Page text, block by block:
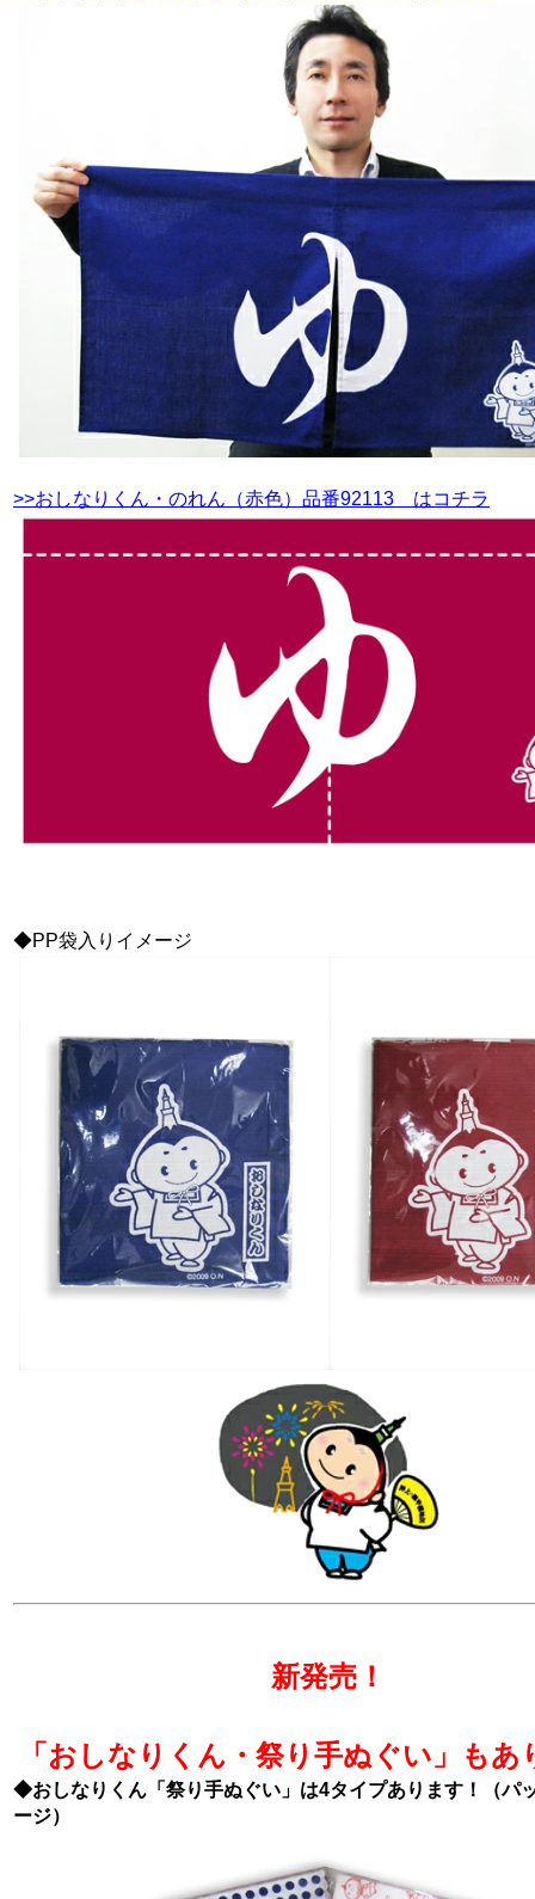
>>おしなりくん・のれん（赤色）品番92113 はコチラ
◆PP袋入りイメージ
新発売！
「おしなりくん・祭り手ぬぐい」もあ
◆おしなりくん「祭り手ぬぐい」は4タイプあります！（パ
ージ）